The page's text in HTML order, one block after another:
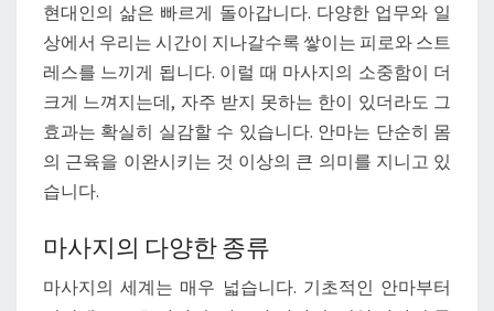
는
마
사
지
의
모
것
현대인의 삶은 빠르게 돌아갑니다. 다양한 업무와 일
상에서 우리는 시간이 지나갈수록 쌓이는 피로와 스트
레스를 느끼게 됩니다. 이럴 때 마사지의 소중함이 더
크게 느껴지는데, 자주 받지 못하는 한이 있더라도 그
효과는 확실히 실감할 수 있습니다. 안마는 단순히 몸
의 근육을 이완시키는 것 이상의 큰 의미를 지니고 있
습니다.
마사지의 다양한 종류
마사지의 세계는 매우 넓습니다. 기초적인 안마부터